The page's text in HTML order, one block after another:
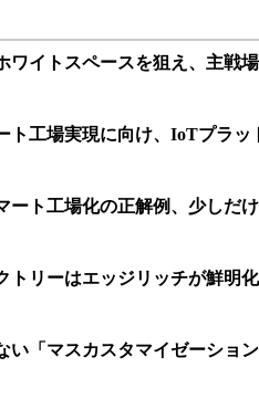
ワイトスペースを狙え、主戦
ト工場実現に向け、IoTプラッ
ート工場化の正解例、少しだけ
トリーはエッジリッチが鮮明
い「マスカスタマイゼーション